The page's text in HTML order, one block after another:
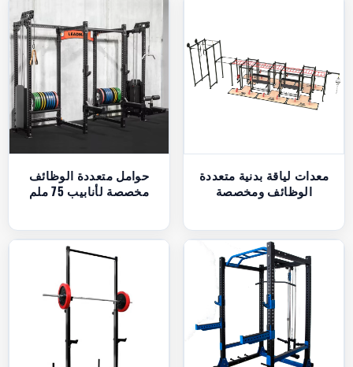
حوامل متعددة الوظائف
مخصصة لأنابيب 75 ملم
معدات لياقة بدنية متعددة
الوظائف ومخصصة